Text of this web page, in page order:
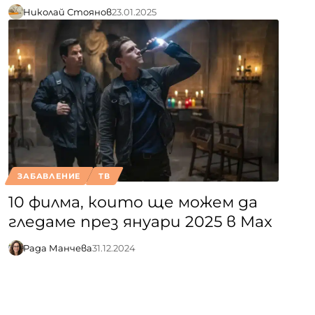
Николай Стоянов23.01.2025
ЗАБАВЛЕНИЕ ТВ
10 филма, които ще можем да
гледаме през януари 2025 в Max
Рада Манчева31.12.2024